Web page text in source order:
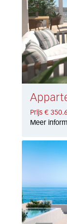
Prijs €
Meer